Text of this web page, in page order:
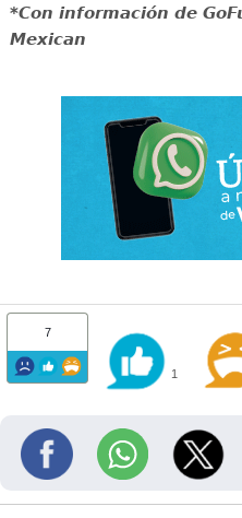
*Con información de
Mexican
7
1